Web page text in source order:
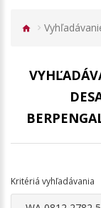
Kritériá vyhľadávania